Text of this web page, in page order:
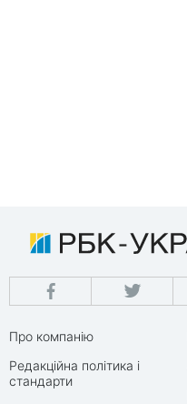
Про компанію
Редакційна політика і
стандарти